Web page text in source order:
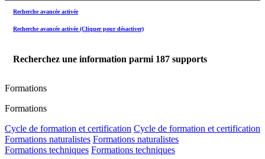
Recherche avancée activée
Recherche avancée activée (Cliquer pour désactiver)
Recherchez une information parmi 187 supports
Formations
Formations
Cycle de formation et certification Cycle de formation et certification
Formations naturalistes Formations naturalistes
Formations techniques Formations techniques